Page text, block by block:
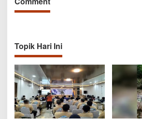
Topik Hari Ini